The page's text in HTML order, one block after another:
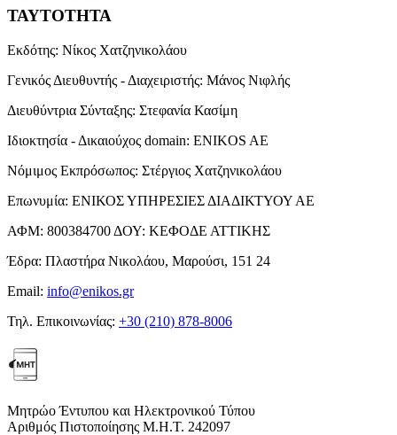
ΤΑΥΤΟΤΗΤΑ
Εκδότης: Νίκος Χατζηνικολάου
Γενικός Διευθυντής - Διαχειριστής: Μάνος Νιφλής
Διευθύντρια Σύνταξης: Στεφανία Κασίμη
Ιδιοκτησία - Δικαιούχος domain: ENIKOS AE
Νόμιμος Εκπρόσωπος: Στέργιος Χατζηνικολάου
Επωνυμία: ΕΝΙΚΟΣ ΥΠΗΡΕΣΙΕΣ ΔΙΑΔΙΚΤΥΟΥ ΑΕ
ΑΦΜ: 800384700 ΔΟΥ: ΚΕΦΟΔΕ ΑΤΤΙΚΗΣ
Έδρα: Πλαστήρα Νικολάου, Μαρούσι, 151 24
Email: info@enikos.gr
Τηλ. Επικοινωνίας: +30 (210) 878-8006
Μητρώο Έντυπου και Ηλεκτρονικού Τύπου
Αριθμός Πιστοποίησης Μ.Η.Τ. 242097